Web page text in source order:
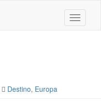
Toggle
Destino, Europa